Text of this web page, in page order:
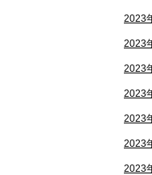
2023
2023
2023
2023
2023
2023
2023